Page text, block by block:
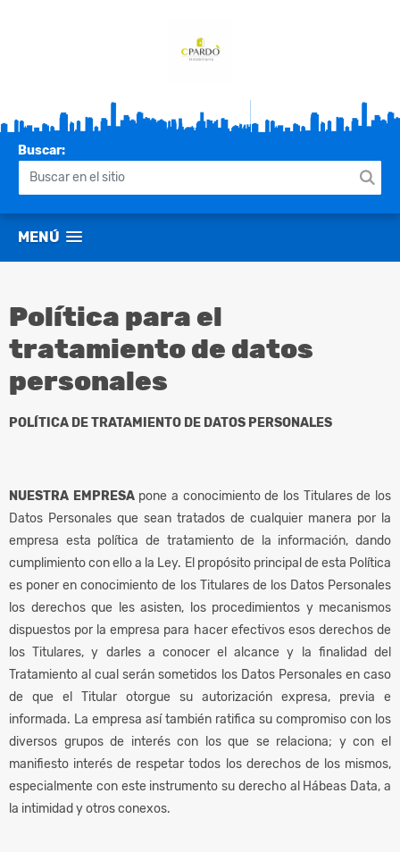
Buscar:
MENÚ
Política para el
tratamiento de datos
personales
POLÍTICA DE TRATAMIENTO DE DATOS PERSONALES
NUESTRA EMPRESApone a conocimiento de los Titulares de los
Datos Personales que sean tratados de cualquier manera por la
empresa esta política de tratamiento de la información, dando
cumplimiento con ello a la Ley. El propósito principal de esta Política
es poner en conocimiento de los Titulares de los Datos Personales
los derechos que les asisten, los procedimientos y mecanismos
dispuestos por la empresa para hacer efectivos esos derechos de
los Titulares, y darles a conocer el alcance y la finalidad del
Tratamiento al cual serán sometidos los Datos Personales en caso
de que el Titular otorgue su autorización expresa, previa e
informada. La empresa así también ratifica su compromiso con los
diversos grupos de interés con los que se relaciona; y con el
manifiesto interés de respetar todos los derechos de los mismos,
especialmente con este instrumento su derecho al Hábeas Data, a
la intimidad y otros conexos.